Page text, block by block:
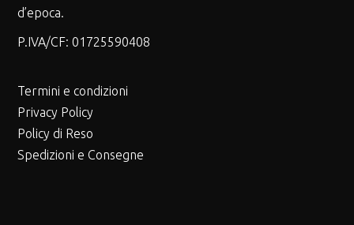
d’epoca.
P.IVA/CF:01725590408
Termini e condizioni
Privacy Policy
Policy di Reso
Spedizioni e Consegne